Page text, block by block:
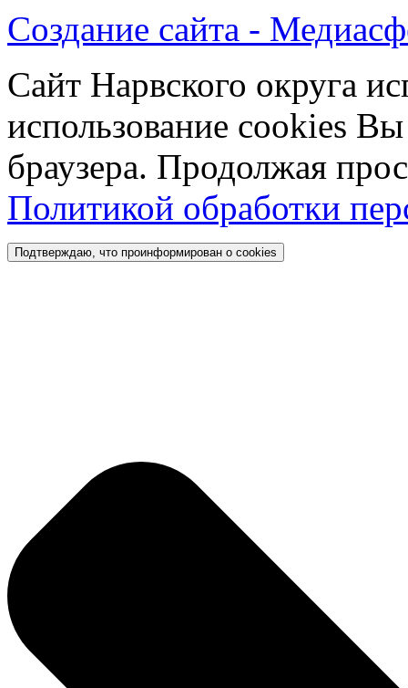
Создание сайта -
Сайт Нарвского округа
использование cookies
браузера. Продолжая
Политикой обработки
Подтверждаю, что проинформирован о cookies